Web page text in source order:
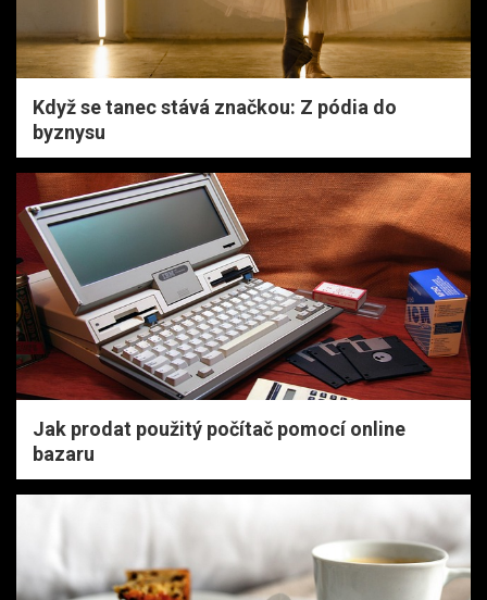
Když se tanec stává značkou: Z pódia do
byznysu
Jak prodat použitý počítač pomocí online
bazaru